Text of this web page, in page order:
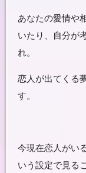
あなたの愛情や
いたり、自分が
れ。
恋人が出てくる
す。
今現在恋人がい
いう設定で見る